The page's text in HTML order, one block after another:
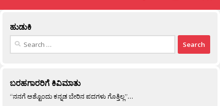
ಹುಡುಕಿ
Search
ಬರಹಗಾರರಿಗೆ ಕಿವಿಮಾತು
“ನನಗೆ ಅಶ್ಟೊಂದು ಕನ್ನಡ ಬೇರಿನ ಪದಗಳು ಗೊತ್ತಿಲ್ಲ”…